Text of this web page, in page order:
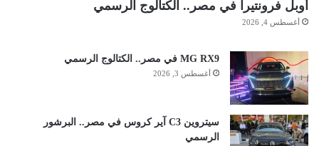
أوبل فرونتيرا في مصر.. الكتالوج الرسمي
أغسطس 4, 2026
MG RX9 في مصر.. الكتالوج الرسمي
أغسطس 3, 2026
سيتروين C3 آير كروس في مصر.. البرشور
الرسمي